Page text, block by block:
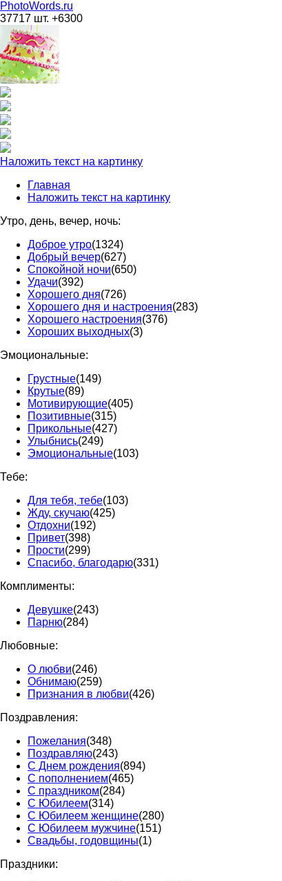
PhotoWords.ru
37717 шт. +6300
Наложить текст на картинку
Главная
Наложить текст на картинку
Утро, день, вечер, ночь:
Доброе утро(1324)
Добрый вечер(627)
Спокойной ночи(650)
Удачи(392)
Хорошего дня(726)
Хорошего дня и настроения(283)
Хорошего настроения(376)
Хороших выходных(3)
Эмоциональные:
Грустные(149)
Крутые(89)
Мотивирующие(405)
Позитивные(315)
Прикольные(427)
Улыбнись(249)
Эмоциональные(103)
Тебе:
Для тебя, тебе(103)
Жду, скучаю(425)
Отдохни(192)
Привет(398)
Прости(299)
Спасибо, благодарю(331)
Комплименты:
Девушке(243)
Парню(284)
Любовные:
О любви(246)
Обнимаю(259)
Признания в любви(426)
Поздравления:
Пожелания(348)
Поздравляю(243)
С Днем рождения(894)
С пополнением(465)
С праздником(284)
С Юбилеем(314)
С Юбилеем женщине(280)
С Юбилеем мужчине(151)
Свадьбы, годовщины(1)
Праздники: